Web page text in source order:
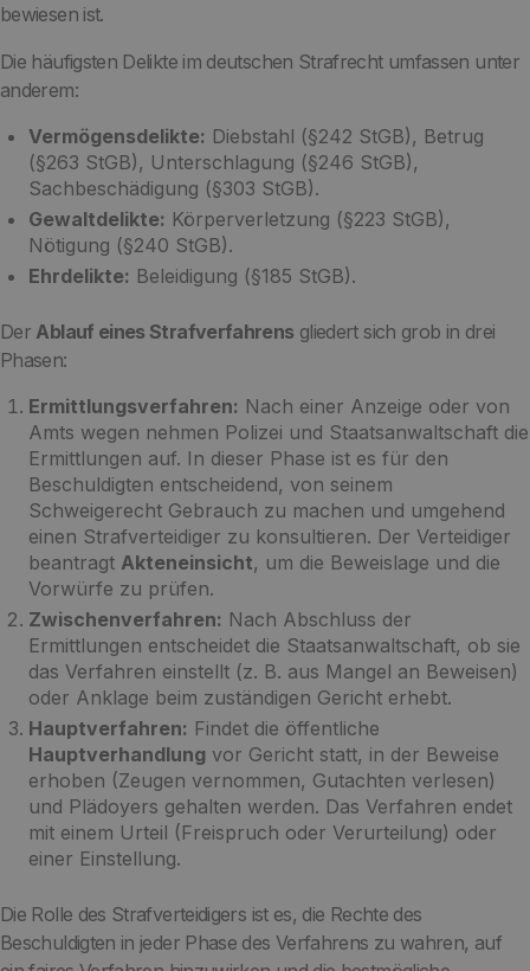
bewiesen ist.
Die häufigsten Delikte im deutschen Strafrecht umfassen unter
anderem:
Vermögensdelikte: Diebstahl (§242 StGB), Betrug
(§263 StGB), Unterschlagung (§246 StGB),
Sachbeschädigung (§303 StGB).
Gewaltdelikte: Körperverletzung (§223 StGB),
Nötigung (§240 StGB).
Ehrdelikte: Beleidigung (§185 StGB).
Der Ablauf eines Strafverfahrens gliedert sich grob in drei
Phasen:
Ermittlungsverfahren: Nach einer Anzeige oder von
Amts wegen nehmen Polizei und Staatsanwaltschaft die
Ermittlungen auf. In dieser Phase ist es für den
Beschuldigten entscheidend, von seinem
Schweigerecht Gebrauch zu machen und umgehend
einen Strafverteidiger zu konsultieren. Der Verteidiger
beantragt Akteneinsicht, um die Beweislage und die
Vorwürfe zu prüfen.
Zwischenverfahren: Nach Abschluss der
Ermittlungen entscheidet die Staatsanwaltschaft, ob sie
das Verfahren einstellt (z. B. aus Mangel an Beweisen)
oder Anklage beim zuständigen Gericht erhebt.
Hauptverfahren: Findet die öffentliche
Hauptverhandlung vor Gericht statt, in der Beweise
erhoben (Zeugen vernommen, Gutachten verlesen)
und Plädoyers gehalten werden. Das Verfahren endet
mit einem Urteil (Freispruch oder Verurteilung) oder
einer Einstellung.
Die Rolle des Strafverteidigers ist es, die Rechte des
Beschuldigten in jeder Phase des Verfahrens zu wahren, auf